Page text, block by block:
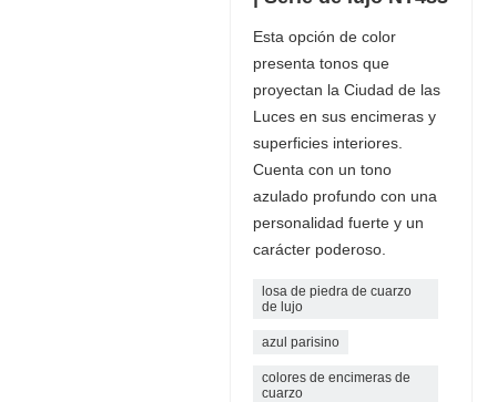
Esta opción de color
presenta tonos que
proyectan la Ciudad de las
Luces en sus encimeras y
superficies interiores.
Cuenta con un tono
azulado profundo con una
personalidad fuerte y un
carácter poderoso.
losa de piedra de cuarzo
de lujo
azul parisino
colores de encimeras de
cuarzo